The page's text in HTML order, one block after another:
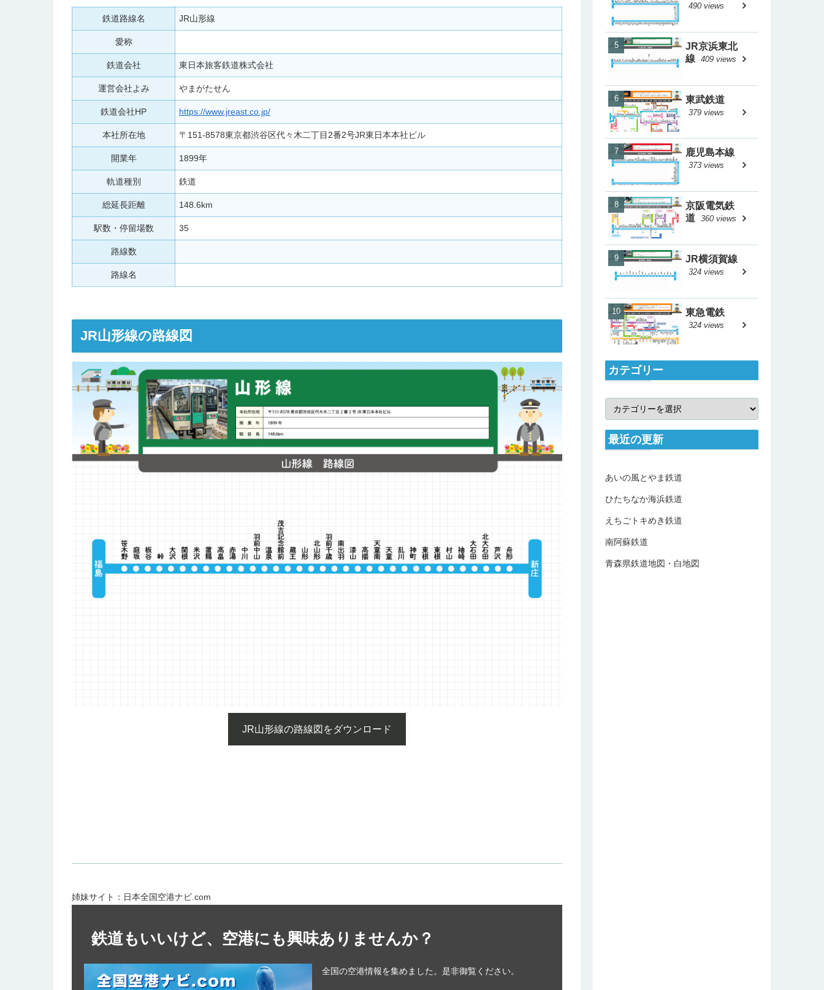
鉄道路線名 JR山形線
愛称
鉄道会社 東日本旅客鉄道株式会社
運営会社よみ やまがたせん
鉄道会社HP https://www.jreast.co.jp/
本社所在地 〒151-8578東京都渋谷区代々木二丁目2番2号JR東日本本社ビル
開業年 1899年
軌道種別 鉄道
総延長距離 148.6km
駅数・停留場数 35
路線数
路線名
JR山形線の路線図
JR山形線の路線図をダウンロード
姉妹サイト：日本全国空港ナビ.com
鉄道もいいけど、空港にも興味ありませんか？
全国の空港情報を集めました。是非御覧ください。
490 views
JR京浜東北
線 409 views
東武鉄道
379 views
鹿児島本線
373 views
京阪電気鉄
道 360 views
JR横須賀線
324 views
東急電鉄
324 views
カテゴリー
最近の更新
あいの風とやま鉄道
ひたちなか海浜鉄道
えちごトキめき鉄道
南阿蘇鉄道
青森県鉄道地図・白地図